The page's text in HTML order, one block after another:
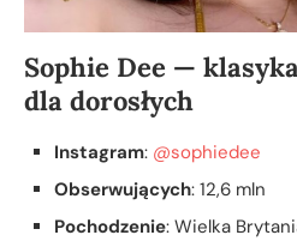
Sophie Dee —
dla dorosłych
Instagram: @sophiedee
Obserwujących: 12,6 mln
Pochodzenie: Wielka